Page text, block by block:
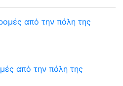
από την πόλη της